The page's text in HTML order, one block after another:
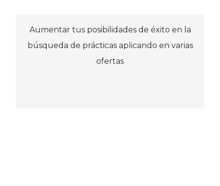
Aumentar tus posibilidades de éxito en la
búsqueda de prácticas aplicando en varias
ofertas